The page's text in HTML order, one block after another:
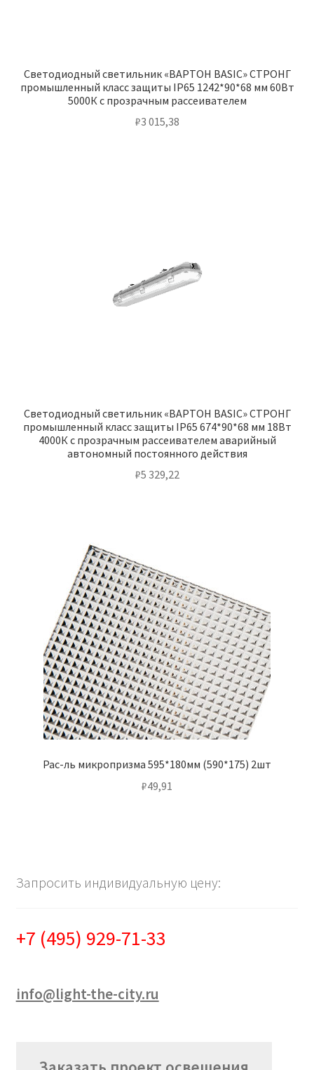
Светодиодный светильник «ВАРТОН BASIC» СТРОНГ
промышленный класс защиты IP65 1242*90*68 мм 60Вт
5000К с прозрачным рассеивателем
₽3 015,38
Светодиодный светильник «ВАРТОН BASIC» СТРОНГ
промышленный класс защиты IP65 674*90*68 мм 18Вт
4000К с прозрачным рассеивателем аварийный
автономный постоянного действия
₽5 329,22
Рас-ль микропризма 595*180мм (590*175) 2шт
₽49,91
Запросить индивидуальную цену:
+7 (495) 929-71-33
info@light-the-city.ru